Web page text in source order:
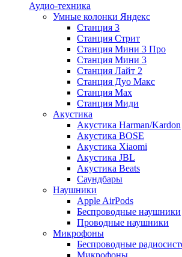
Аудио-техника
Умные колонки Яндекс
Станция 3
Станция Стрит
Станция Мини 3 Про
Станция Мини 3
Станция Лайт 2
Станция Дуо Макс
Станция Max
Станция Миди
Акустика
Акустика Harman/Kardon
Акустика BOSE
Акустика Xiaomi
Акустика JBL
Акустика Beats
Саундбары
Наушники
Apple AirPods
Беспроводные наушники
Проводные наушники
Микрофоны
Беспроводные
Микрофоны